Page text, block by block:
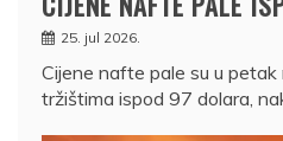
25. jul 2026.
Cijene nafte pale su u
tržištima ispod 97 dolara,